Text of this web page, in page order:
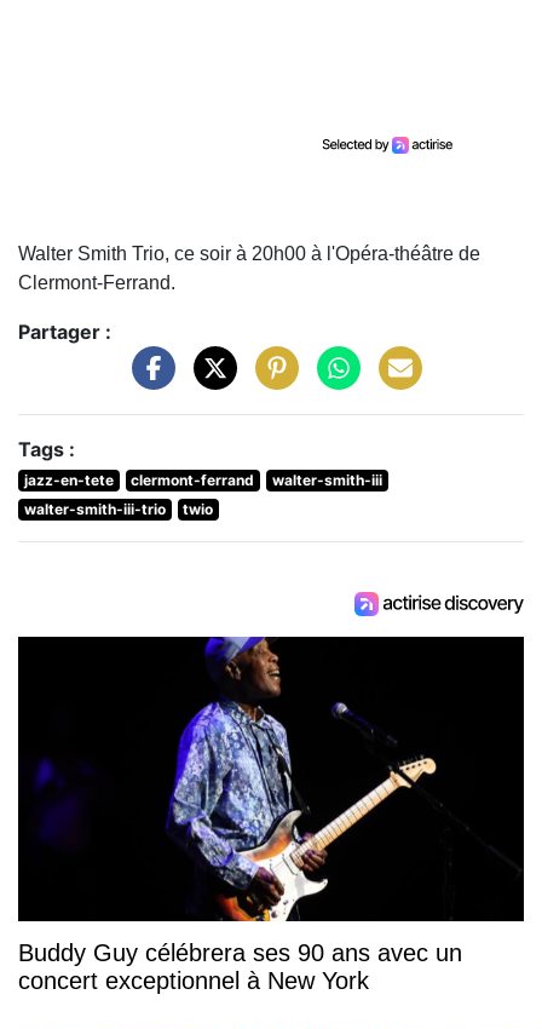
Walter Smith Trio, ce soir à 20h00 à l'Opéra-théâtre de
Clermont-Ferrand.
Partager :
Tags :
jazz-en-tete clermont-ferrand
walter-smith-iii
walter-smith-iii-trio
twio
Buddy Guy célébrera ses 90 ans avec un
concert exceptionnel à New York